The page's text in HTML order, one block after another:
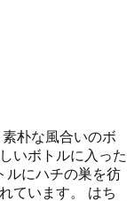
朴な風合いのボ
いボトルに入った
ルにハチの巣を彷
ています。 はち